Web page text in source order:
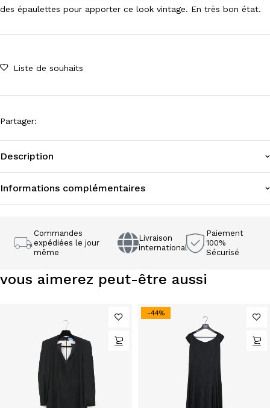
des épaulettes pour apporter ce look vintage. En très bon état.
Liste de souhaits
Partager:
Description
Informations complémentaires
Commandes
expédiées le jour
même
Livraison
international
Paiement
100%
Sécurisé
vous aimerez peut-être aussi
-44%